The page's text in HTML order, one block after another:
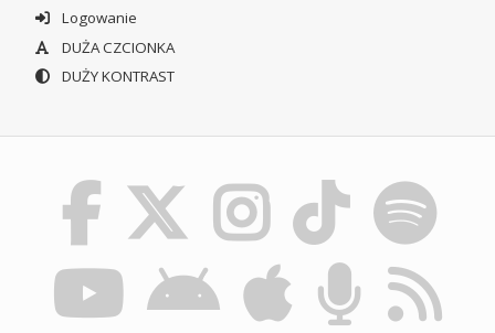
Logowanie
DUŻA CZCIONKA
DUŻY KONTRAST